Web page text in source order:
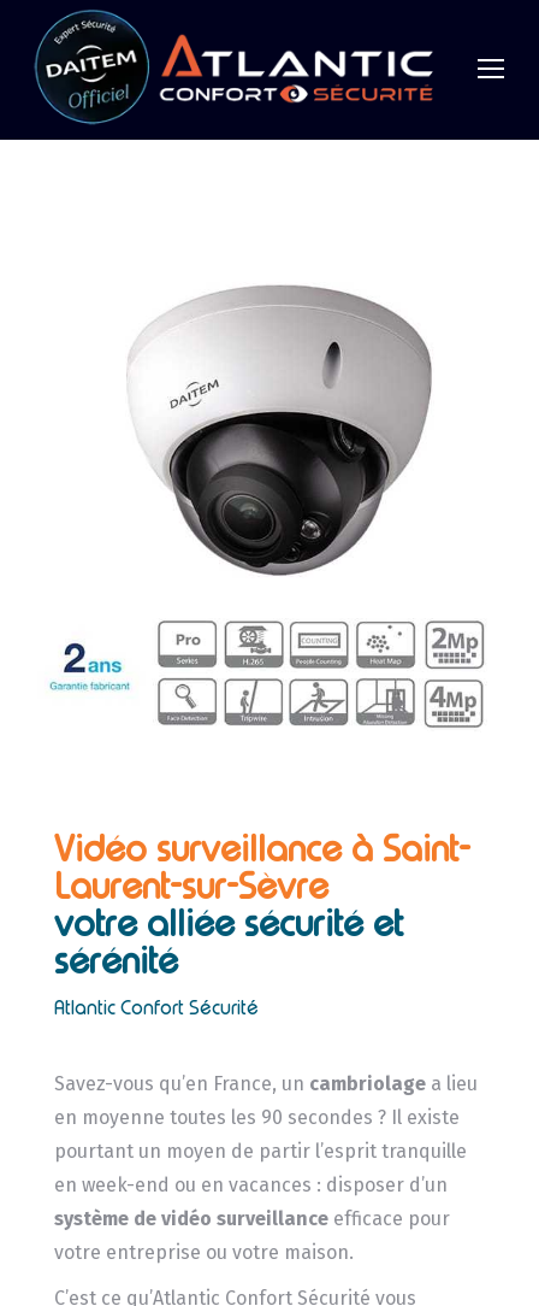
Vidéo surveillance à Saint-
Laurent-sur-Sèvre
votre alliée sécurité et
sérénité
Atlantic Confort Sécurité
Savez-vous qu’en France, un cambriolagea lieu
en moyenne toutes les 90 secondes ? Il existe
pourtant un moyen de partir l’esprit tranquille
en week-end ou en vacances : disposer d’un
système de vidéo surveillanceefficace pour
votre entreprise ou votre maison.
C’est ce qu’Atlantic Confort Sécurité vous